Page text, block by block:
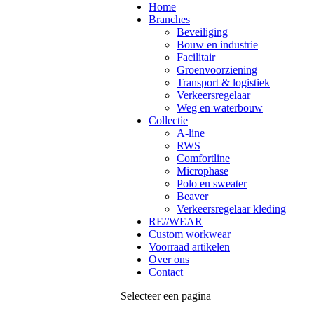
Home
Branches
Beveiliging
Bouw en industrie
Facilitair
Groenvoorziening
Transport & logistiek
Verkeersregelaar
Weg en waterbouw
Collectie
A-line
RWS
Comfortline
Microphase
Polo en sweater
Beaver
Verkeersregelaar kleding
RE//WEAR
Custom workwear
Voorraad artikelen
Over ons
Contact
Selecteer een pagina